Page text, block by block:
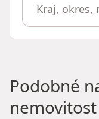
Podobné
nemovitost